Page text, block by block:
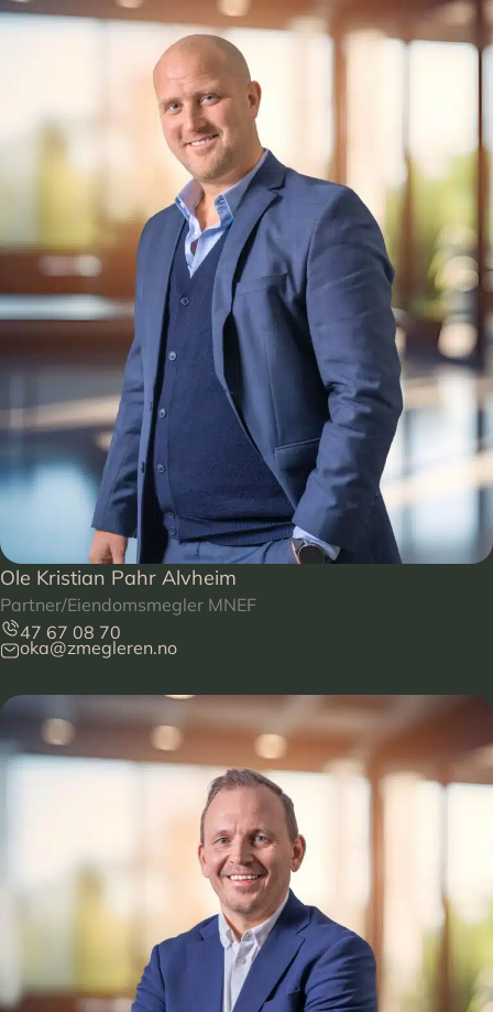
Ole Kristian Pahr Alvheim
Partner/Eiendomsmegler MNEF
47 67 08 70
oka@zmegleren.no